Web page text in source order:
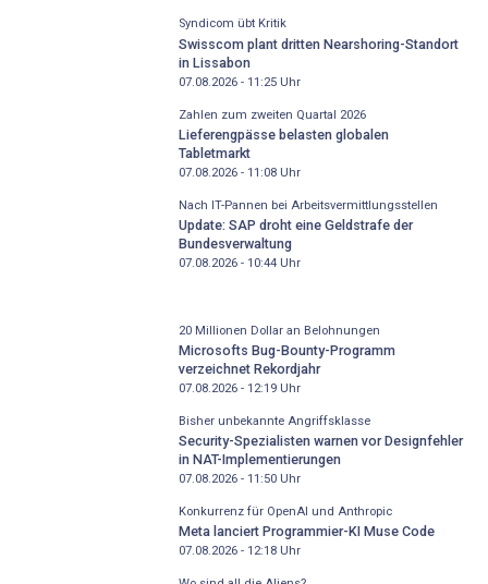
Syndicom übt Kritik
Swisscom plant dritten Nearshoring-Standort
in Lissabon
07.08.2026 - 11:25Uhr
Zahlen zum zweiten Quartal 2026
Lieferengpässe belasten globalen
Tabletmarkt
07.08.2026 - 11:08Uhr
Nach IT-Pannen bei Arbeitsvermittlungsstellen
Update: SAP droht eine Geldstrafe der
Bundesverwaltung
07.08.2026 - 10:44Uhr
20 Millionen Dollar an Belohnungen
Microsofts Bug-Bounty-Programm
verzeichnet Rekordjahr
07.08.2026 - 12:19Uhr
Bisher unbekannte Angriffsklasse
Security-Spezialisten warnen vor Designfehler
in NAT-Implementierungen
07.08.2026 - 11:50Uhr
Konkurrenz für OpenAI und Anthropic
Meta lanciert Programmier-KI Muse Code
07.08.2026 - 12:18Uhr